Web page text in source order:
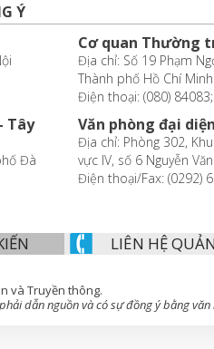
Ý
Tây
Đà
Cơ quan Thường
Địa chỉ: Số 19 Phạm
Thành phố Hồ Chí Minh
Điện thoại: (080)
Văn phòng đại
Địa chỉ: Phòng 302,
vực IV, số 6 Nguyễn
Điện thoại/Fax: (0292)
LIÊN HỆ
và Truyền thông.
phải dẫn nguồn và có sự đồng ý bằng văn